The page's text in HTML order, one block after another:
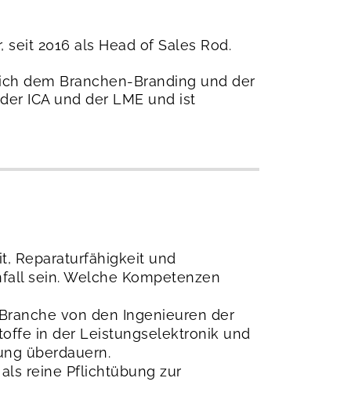
2016 als Head of Sales Rod.
dem Branchen-Branding und der
ICA und der LME und ist
Reparaturfähigkeit und
sein. Welche Kompetenzen
von den Ingenieuren der
in der Leistungselektronik und
überdauern.
reine Pflichtübung zur